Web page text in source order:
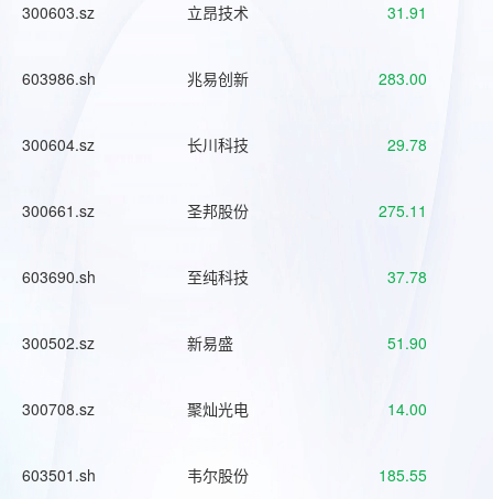
300603.sz 立昂技术 31.91
603986.sh 兆易创新 283.00
300604.sz 长川科技 29.78
300661.sz 圣邦股份 275.11
603690.sh 至纯科技 37.78
300502.sz 新易盛 51.90
300708.sz 聚灿光电 14.00
603501.sh 韦尔股份 185.55